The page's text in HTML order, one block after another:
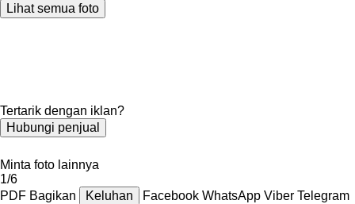
Lihat semua foto
Tertarik dengan iklan?
Hubungi penjual
Minta foto lainnya
1/6
PDF Bagikan Keluhan Facebook WhatsApp Viber Telegram